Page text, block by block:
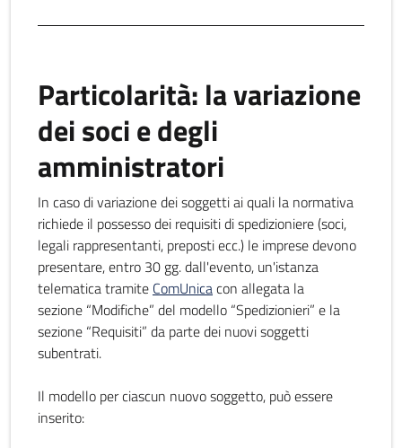
Particolarità: la variazione
dei soci e degli
amministratori
In caso di variazione dei soggetti ai quali la normativa
richiede il possesso dei requisiti di spedizioniere (soci,
legali rappresentanti, preposti ecc.) le imprese devono
presentare, entro 30 gg. dall'evento, un'istanza
telematica tramite ComUnicacon allegata la
sezione “Modifiche” del modello “Spedizionieri” e la
sezione “Requisiti” da parte dei nuovi soggetti
subentrati.
Il modello per ciascun nuovo soggetto, può essere
inserito: